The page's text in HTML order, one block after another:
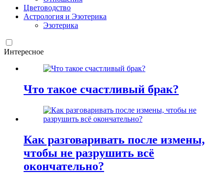
Цветоводство
Астрология и Эзотерика
Эзотерика
Интересное
Что такое счастливый брак?
Как разговаривать после измены,
чтобы не разрушить всё
окончательно?